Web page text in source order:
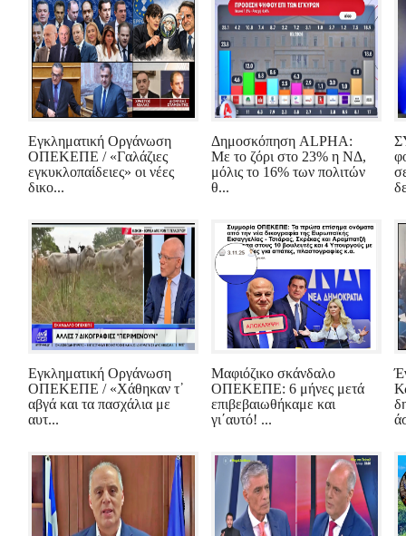
Εγκληματική Οργάνωση
ΟΠΕΚΕΠΕ / «Γαλάζιες
εγκυκλοπαίδειες» οι νέες
δικο...
Δημοσκόπηση ALPHA:
Με το ζόρι στο 23% η ΝΔ,
μόλις το 16% των πολιτών
θ...
Εγκληματική Οργάνωση
ΟΠΕΚΕΠΕ / «Χάθηκαν τ᾽
αβγά και τα πασχάλια με
αυτ...
Μαφιόζικο σκάνδαλο
ΟΠΕΚΕΠΕ: 6 μήνες μετά
επιβεβαιωθήκαμε και
γι΄αυτό! ...